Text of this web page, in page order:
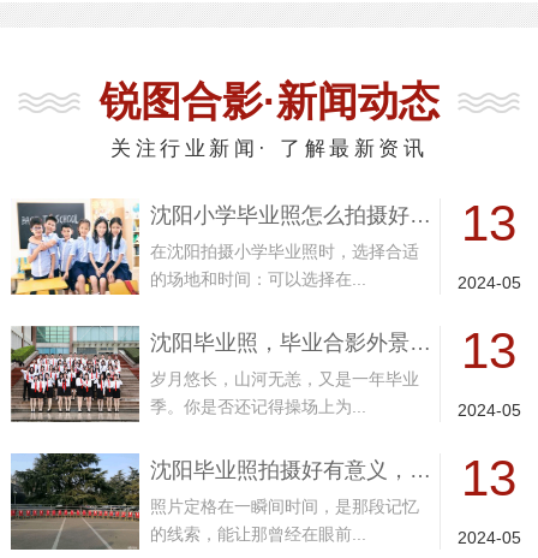
锐图合影·新闻动态
关注行业新闻· 了解最新资讯
沈阳小学毕业照怎么拍摄好？小学毕业季
在沈阳拍摄小学毕业照时，选择合适
的场地和时间：可以选择在...
13
2024-05
沈阳毕业照，毕业合影外景拍摄，如此美
岁月悠长，山河无恙，又是一年毕业
季。你是否还记得操场上为...
13
2024-05
沈阳毕业照拍摄好有意义，虚无飘渺、真
照片定格在一瞬间时间，是那段记忆
的线索，能让那曾经在眼前...
13
2024-05